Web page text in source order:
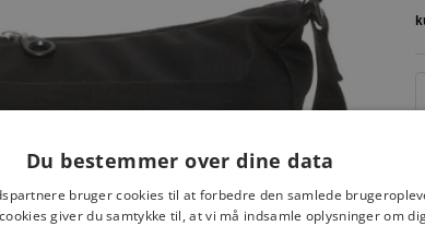
Du bestemmer over dine data
bruger cookies til at forbedre den samlede
giver du samtykke til, at vi må indsamle oplysninger om